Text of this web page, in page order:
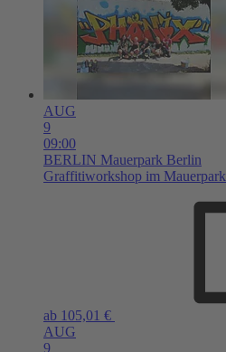
AUG
9
09:00
BERLIN Mauerpark Berlin
Graffitiworkshop im Mauerpark
ab 105,01 €
AUG
9